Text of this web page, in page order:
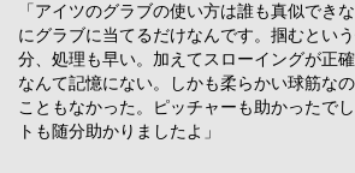
「アイツのグラブの使い方は誰も真似でき
にグラブに当てるだけなんです。掴むとい
分、処理も早い。加えてスローイングが正
なんて記憶にない。しかも柔らかい球筋な
こともなかった。ピッチャーも助かったで
トも随分助かりましたよ」